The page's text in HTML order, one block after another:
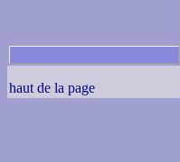
haut de la page